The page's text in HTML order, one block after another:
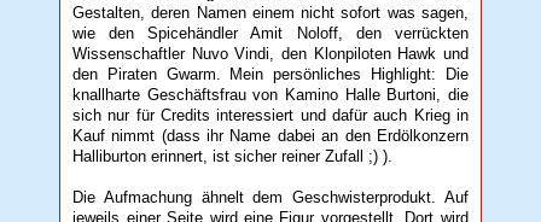
Gestalten, deren Namen einem nicht sofort was sagen,
wie den Spicehändler Amit Noloff, den verrückten
Wissenschaftler Nuvo Vindi, den Klonpiloten Hawk und
den Piraten Gwarm. Mein persönliches Highlight: Die
knallharte Geschäftsfrau von Kamino Halle Burtoni, die
sich nur für Credits interessiert und dafür auch Krieg in
Kauf nimmt (dass ihr Name dabei an den Erdölkonzern
Halliburton erinnert, ist sicher reiner Zufall ;) ).
Die Aufmachung ähnelt dem Geschwisterprodukt. Auf
jeweils einer Seite wird eine Figur vorgestellt. Dort wird